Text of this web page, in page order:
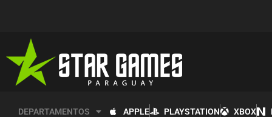
DEPARTAMENTOS APPLE PLAYSTATION XBOX